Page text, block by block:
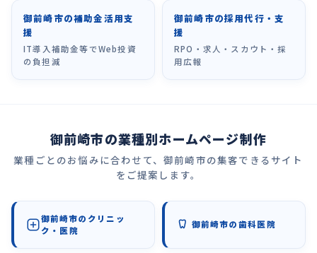
御前崎市の補助金活用支
援
IT導入補助金等でWeb投資
の負担減
御前崎市の採用代行・支
援
RPO・求人・スカウト・採
用広報
御前崎市の業種別ホームページ制作
業種ごとのお悩みに合わせて、御前崎市の集客できるサイト
をご提案します。
御前崎市のクリニッ
ク・医院
御前崎市の歯科医院